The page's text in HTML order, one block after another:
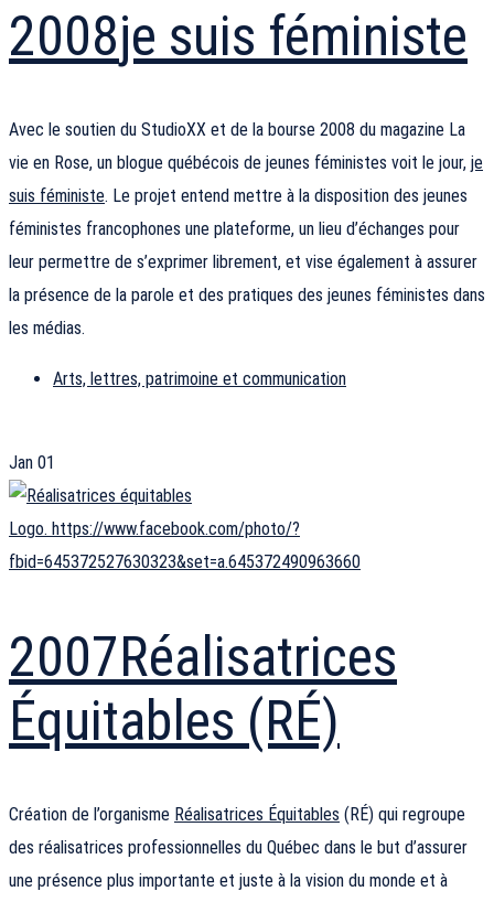
2008je suis féministe
Avec le soutien du StudioXX et de la bourse 2008 du magazine La
vie en Rose, un blogue québécois de jeunes féministes voit le jour, je
suis féministe. Le projet entend mettre à la disposition des jeunes
féministes francophones une plateforme, un lieu d’échanges pour
leur permettre de s’exprimer librement, et vise également à assurer
la présence de la parole et des pratiques des jeunes féministes dans
les médias.
Arts, lettres, patrimoine et communication
Jan 01
Logo. https://www.facebook.com/photo/?
fbid=645372527630323&set=a.645372490963660
2007Réalisatrices
Équitables (RÉ)
Création de l’organisme Réalisatrices Équitables (RÉ) qui regroupe
des réalisatrices professionnelles du Québec dans le but d’assurer
une présence plus importante et juste à la vision du monde et à